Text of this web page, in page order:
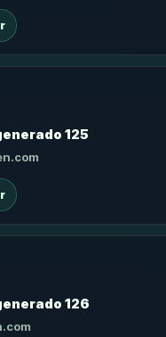
125
126